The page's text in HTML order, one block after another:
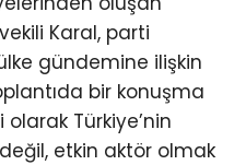
Karal, parti
gündemine ilişkin
bir konuşma
olarak Türkiye’nin
etkin aktör olmak